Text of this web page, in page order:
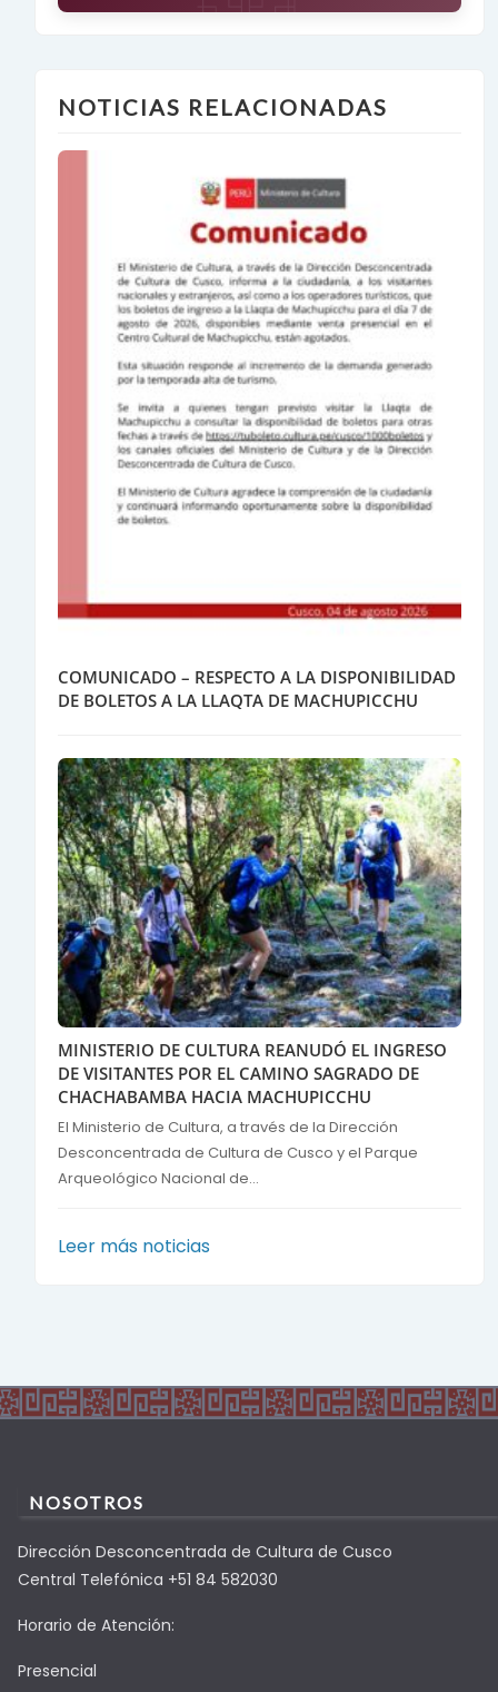
NOTICIAS RELACIONADAS
COMUNICADO – RESPECTO A LA DISPONIBILIDAD
DE BOLETOS A LA LLAQTA DE MACHUPICCHU
MINISTERIO DE CULTURA REANUDÓ EL INGRESO
DE VISITANTES POR EL CAMINO SAGRADO DE
CHACHABAMBA HACIA MACHUPICCHU
El Ministerio de Cultura, a través de la Dirección
Desconcentrada de Cultura de Cusco y el Parque
Arqueológico Nacional de...
Leer más noticias
NOSOTROS
Dirección Desconcentrada de Cultura de Cusco
Central Telefónica +51 84 582030
Horario de Atención:
Presencial